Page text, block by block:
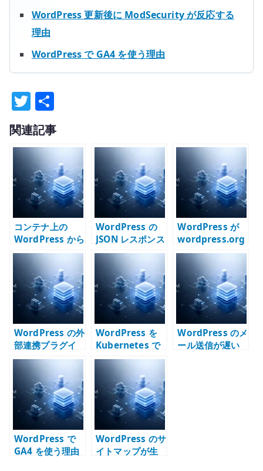
WordPress 更新後に ModSecurity が反応する
理由
WordPress で GA4 を使う理由
T
w
it
te
r
有
関連記事
コンテナ上の
WordPress から
メールが送信で
きない原因 –
SMTP /
sendmail /
Postfix を切り
分ける
WordPress の
JSON レスポンス
エラーを切り分
ける – REST API
/ WAF / PHP /
パーマリンクを
見る
WordPress が
wordpress.org
に接続できない
時の切り分け –
DNS / Proxy /
Firewall /
Kubernetes を
確認する
WordPress の外
部連携プラグイ
ンが重い原因 –
投稿時の同期処
理を見直す
WordPress を
Kubernetes で
運用する構成 –
コンテナ、永続
化、DB、メー
ル、外部公開を
分けて考える
WordPress のメ
ール送信が遅い
WordPress で
GA4 を使う理由
WordPress のサ
イトマップが生